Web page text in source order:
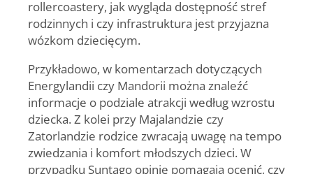
rollercoastery, jak wygląda dostępność stref
rodzinnych i czy infrastruktura jest przyjazna
wózkom dziecięcym.
Przykładowo, w komentarzach dotyczących
Energylandii czy Mandorii można znaleźć
informacje o podziale atrakcji według wzrostu
dziecka. Z kolei przy Majalandzie czy
Zatorlandzie rodzice zwracają uwagę na tempo
zwiedzania i komfort młodszych dzieci. W
przypadku Suntago opinie pomagają ocenić, czy